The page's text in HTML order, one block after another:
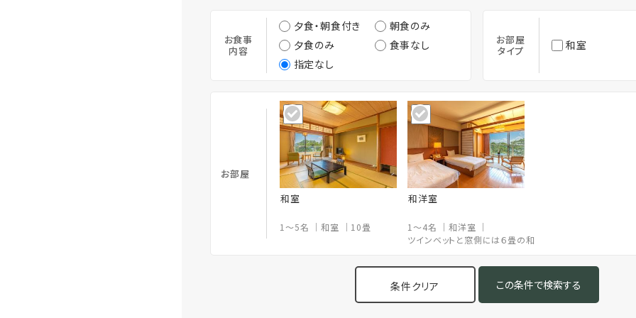
お食事
内容
夕食・朝食付き
朝食のみ
夕食のみ
食事なし
指定なし
お部屋
タイプ
和室
お部屋
和室
1～5名 和室 10畳
和洋室
1～4名
和洋室
ツインベットと窓側には６畳の和室
条件クリア